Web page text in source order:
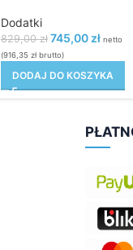
Dodatki
829,00zł 745,00 zł netto
(916,35 złbrutto)
DODAJ DO KOSZYKA